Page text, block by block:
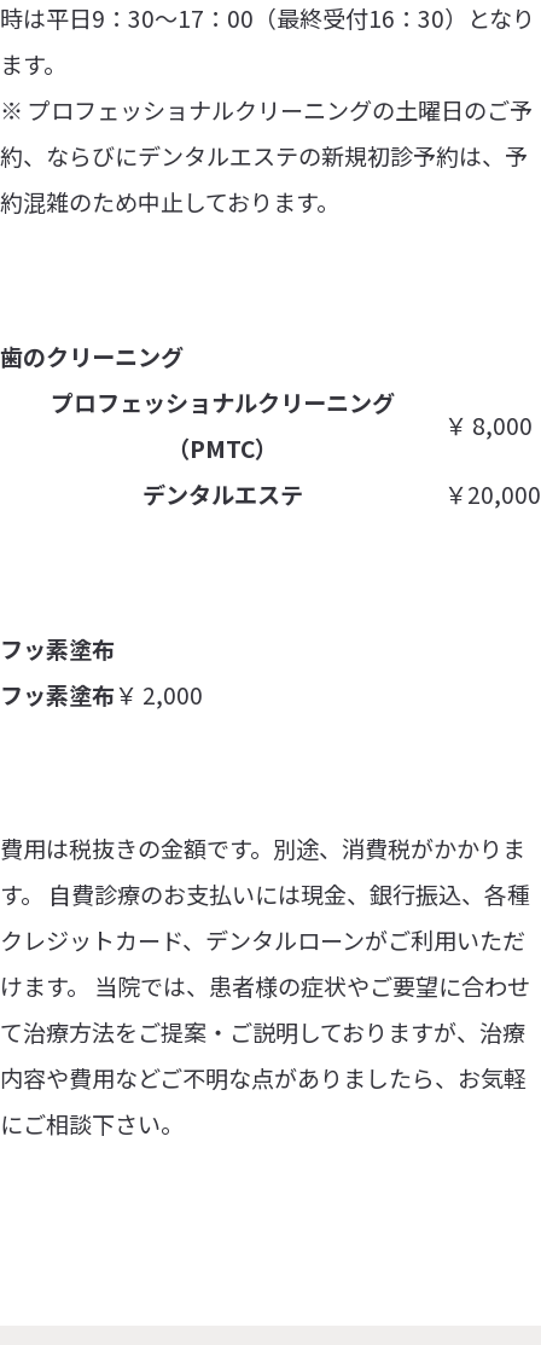
時は平日9：30～17：00（最終受付16：30）となり
ます。
※ プロフェッショナルクリーニングの土曜日のご予
約、ならびにデンタルエステの新規初診予約は、予
約混雑のため中止しております。
歯のクリーニング
プロフェッショナルクリーニング
（PMTC）
￥ 8,000
デンタルエステ ￥20,000
フッ素塗布
フッ素塗布￥ 2,000
費用は税抜きの金額です。別途、消費税がかかりま
す。 自費診療のお支払いには現金、銀行振込、各種
クレジットカード、デンタルローンがご利用いただ
けます。 当院では、患者様の症状やご要望に合わせ
て治療方法をご提案・ご説明しておりますが、治療
内容や費用などご不明な点がありましたら、お気軽
にご相談下さい。